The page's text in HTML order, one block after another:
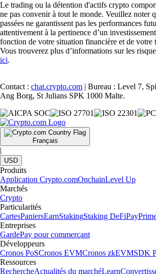
Le trading ou la détention d'actifs crypto
ne pas convenir à tout le monde. Veuillez noter
passées ne garantissent pas les performances
attentivement à la pertinence d’un
fonction de votre situation financière et de votre
Vous trouverez plus d’informations sur les
ici.
Contact : chat.crypto.com | Bureau : Level 7,
Ang Borg, St Julians SPK 1000 Malte.
Français
|
USD
Produits
Application Crypto.comOnchainLevel Up
Marchés
Crypto
Particularités
CartesPaniersEarnStakingStaking DeFiPay
Entreprises
GardePay pour commerçant
Développeurs
Cronos PoSCronos EVMCronos zkEVMSDK
Ressources
RechercheActualités du marchéLearn